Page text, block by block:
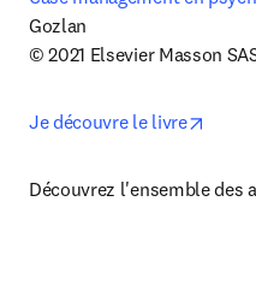
Gozlan
© 2021 Elsevier Masson
Je découvre le livre
Découvrez l'ensemble des